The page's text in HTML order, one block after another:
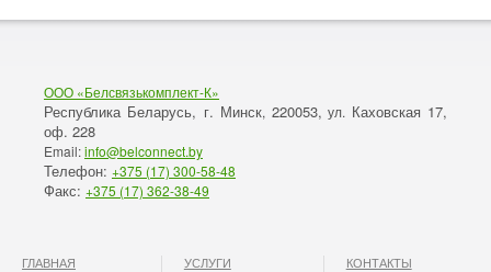
ООО «Белсвязькомплект-К»
Республика Беларусь, г. Минск, 220053, ул. Каховская 17,
оф. 228
Email:info@belconnect.by
Телефон: +375 (17) 300-58-48
Факс: +375 (17) 362-38-49
ГЛАВНАЯ
УСЛУГИ
КОНТАКТЫ